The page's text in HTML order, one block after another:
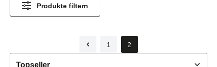
Produkte filtern
Seite
1 Seite
2